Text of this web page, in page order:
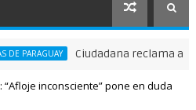
PARAGUAY Ciudadana reclama a
“Afloje inconsciente” pone en duda